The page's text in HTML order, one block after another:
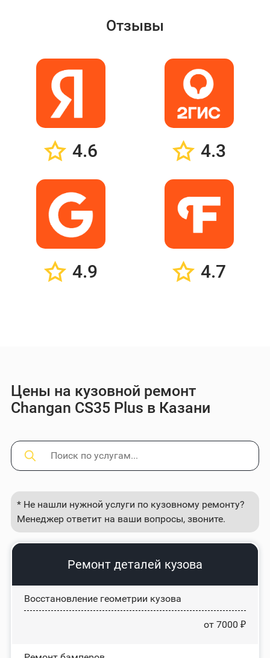
Отзывы
4.6 4.3
4.9 4.7
Цены на кузовной ремонт
Changan CS35 Plus в Казани
* Не нашли нужной услуги по кузовному ремонту?
Менеджер ответит на ваши вопросы, звоните.
Ремонт деталей кузова
Восстановление геометрии кузова
от 7000 ₽